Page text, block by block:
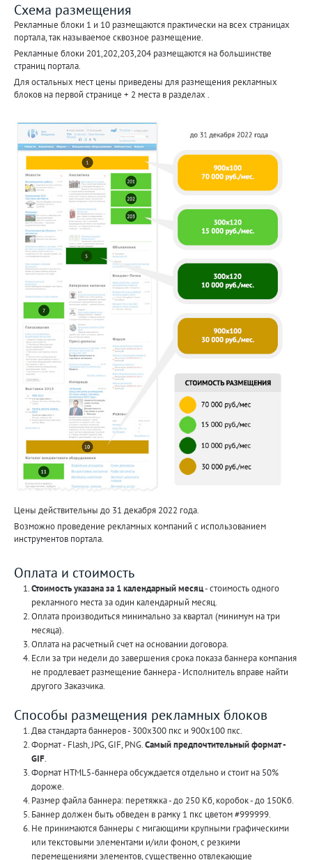
Схема размещения
Рекламные блоки 1 и 10 размещаются практически на всех страницах
портала, так называемое сквозное размещение.
Рекламные блоки 201,202,203,204 размещаются на большинстве
страниц портала.
Для остальных мест цены приведены для размещения рекламных
блоков на первой странице + 2 места в разделах .
Цены действительны до 31 декабря 2022 года.
Возможно проведение рекламных компаний с использованием
инструментов портала.
Оплата и стоимость
Стоимость указана за 1 календарный месяц- стоимость одного
рекламного места за один календарный месяц.
Оплата производиться минимально за квартал (минимум на три
месяца).
Оплата на расчетный счет на основании договора.
Если за три недели до завершения срока показа баннера компания
не продлевает размещение баннера - Исполнитель вправе найти
другого Заказчика.
Способы размещения рекламных блоков
Два стандарта баннеров - 300х300 пкс и 900х100 пкс.
Формат - Flash, JPG, GIF, PNG.Самый предпочтительный формат -
GIF.
Формат HTML5-баннера обсуждается отдельно и стоит на 50%
дороже.
Размер файла баннера: перетяжка - до 250 Кб, коробок - до 150Кб.
Баннер должен быть обведен в рамку 1 пкс цветом #999999.
Не принимаются баннеры с мигающими крупными графическими
или текстовыми элементами и/или фоном, с резкими
перемещениями элементов, существенно отвлекающие